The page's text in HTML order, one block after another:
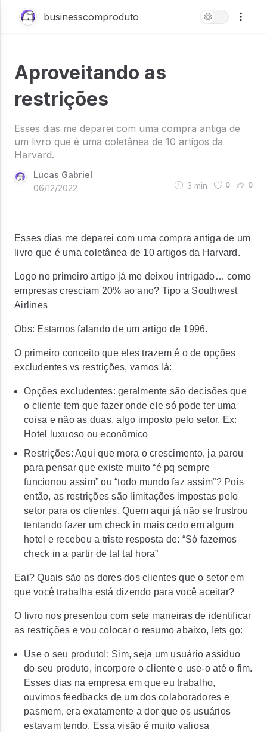
businesscomproduto
Aproveitando as
restrições
Esses dias me deparei com uma compra antiga de
um livro que é uma coletânea de 10 artigos da
Harvard.
Lucas Gabriel
06/12/2022
3 min 0 0
Esses dias me deparei com uma compra antiga de um
livro que é uma coletânea de 10 artigos da Harvard.
Logo no primeiro artigo já me deixou intrigado… como
empresas cresciam 20% ao ano? Tipo a Southwest
Airlines
Obs: Estamos falando de um artigo de 1996.
O primeiro conceito que eles trazem é o de opções
excludentes vs restrições, vamos lá:
Opções excludentes: geralmente são decisões que
o cliente tem que fazer onde ele só pode ter uma
coisa e não as duas, algo imposto pelo setor. Ex:
Hotel luxuoso ou econômico
Restrições: Aqui que mora o crescimento, ja parou
para pensar que existe muito “é pq sempre
funcionou assim” ou “todo mundo faz assim”? Pois
então, as restrições são limitações impostas pelo
setor para os clientes. Quem aqui já não se frustrou
tentando fazer um check in mais cedo em algum
hotel e recebeu a triste resposta de: “Só fazemos
check in a partir de tal tal hora”
Eai? Quais são as dores dos clientes que o setor em
que você trabalha está dizendo para você aceitar?
O livro nos presentou com sete maneiras de identificar
as restrições e vou colocar o resumo abaixo, lets go:
Use o seu produto!: Sim, seja um usuário assíduo
do seu produto, incorpore o cliente e use-o até o fim.
Esses dias na empresa em que eu trabalho,
ouvimos feedbacks de um dos colaboradores e
pasmem, era exatamente a dor que os usuários
estavam tendo. Essa visão é muito valiosa